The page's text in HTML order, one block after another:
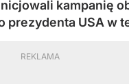
kampanię
prezydenta USA w